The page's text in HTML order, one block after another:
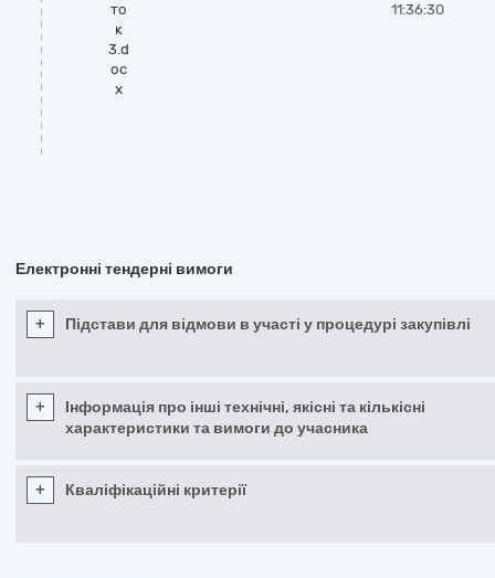
то
к
3.d
oc
x
11:36:30
Електронні тендерні вимоги
+ Підстави для відмови в участі у процедурі закупівлі
+
Інформація про інші технічні, якісні та кількісні
характеристики та вимоги до учасника
+ Кваліфікаційні критерії